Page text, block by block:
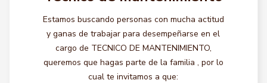
Estamos buscando personas con mucha actitud
y ganas de trabajar para desempeñarse en el
cargo de TECNICO DE MANTENIMIENTO,
queremos que hagas parte de la familia , por lo
cual te invitamos a que: